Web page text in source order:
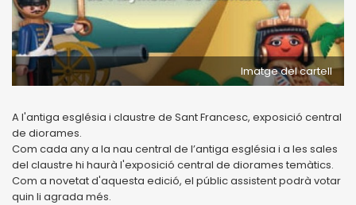
Imatge del cartell
A l'antiga església i claustre de Sant Francesc, exposició central
de diorames.
Com cada any a la nau central de l’antiga església i a les sales
del claustre hi haurà l'exposició central de diorames temàtics.
Com a novetat d'aquesta edició, el públic assistent podrà votar
quin li agrada més.